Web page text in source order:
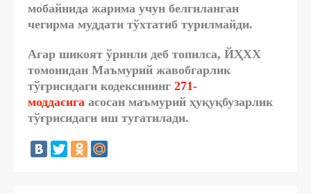
мобайнида жарима учун белгиланган
чегирма муддати тўхтатиб турилмайди.
Агар шикоят ўринли деб топилса, ЙҲХХ
томонидан Маъмурий жавобгарлик
тўғрисидаги кодексининг 271-
моддасига асосан маъмурий ҳуқуқбузарлик
тўғрисидаги иш тугатилади.